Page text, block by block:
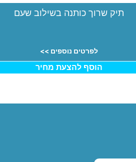
תיק שרוך כותנה בשילוב שעם
לפרטים נוספים >>
הוסף להצעת מחיר